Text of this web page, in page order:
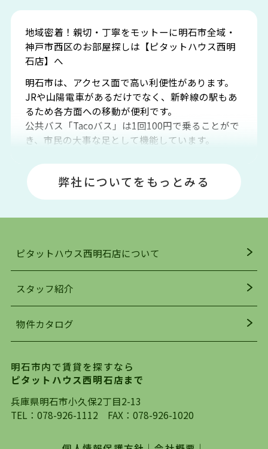
地域密着！親切・丁寧をモットーに明石市全域・
神戸市西区のお部屋探しは【ピタットハウス西明
石店】へ
明石市は、アクセス面で高い利便性があります。
JRや山陽電車があるだけでなく、新幹線の駅もあ
るため各方面への移動が便利です。
公共バス「Tacoバス」は1回100円で乗ることがで
き、市民の大事な足として機能しています。
場や釣りスポットが多くあります。JR「大久保
駅」周辺には、ビブレ・イオンをはじめとした買
い物施設も多くあり、買い物にも困りません。
明石駅・西明石駅を中心に、明石市・神戸市西区
でお部屋探している方は、ぜひ当ＨＰにて物件を
お探しになってください。弊社は、スタッフの平
を行っており地域最大級の情報取扱量を誇ってお
ります。店頭で限られた物件をご紹介する、従来
自身でインターネットを利用し、理想のお部屋を
探していただき、選択していただいた物件情報に
対して、専門知識を持ったスタッフがサポートさ
せていただくスタイルを心がけております。私た
は、一度だけでは終わらない、お客様との末長い
弊社についてをもっとみる
ピタットハウス西明石店について
スタッフ紹介
物件カタログ
明石市内で賃貸を探すなら
ピタットハウス西明石店まで
兵庫県明石市小久保2丁目2-13
TEL： 078-926-1112 FAX：078-926-1020